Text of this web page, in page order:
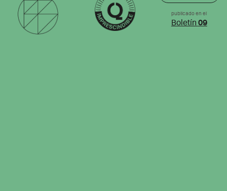
publicado en el
Boletín 09